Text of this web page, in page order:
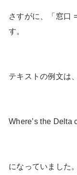
さすがに、「窓口
す。
テキストの例文は、
Where’s the Delta
になっていました